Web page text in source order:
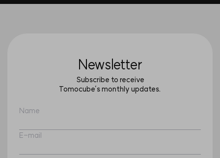
Newsletter
Subscribe to receive
Tomocube’s monthly updates.
Name
E-mail